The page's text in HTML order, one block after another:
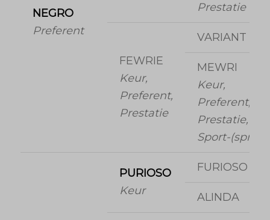
NEGRO
Preferent
Prestatie
FEWRIE
Keur,
Preferent,
Prestatie
VARIANT
MEWRI
Keur,
Preferent,
Prestatie,
Sport-(spr)
PURIOSO
Keur
FURIOSO II
ALINDA